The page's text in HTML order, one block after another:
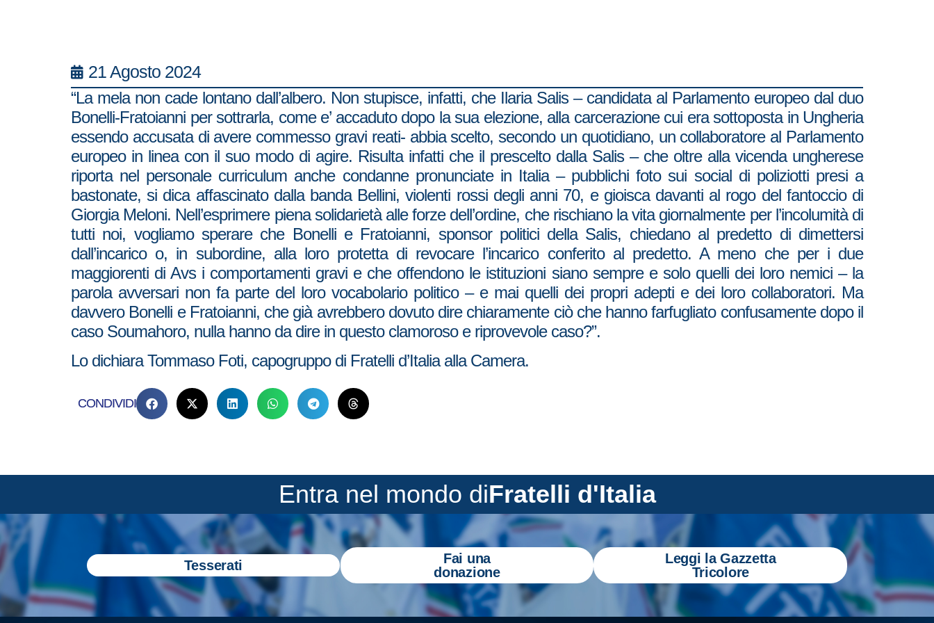
21 Agosto 2024
“La mela non cade lontano dall’albero. Non stupisce, infatti, che Ilaria Salis – candidata al Parlamento europeo dal duo
Bonelli-Fratoianni per sottrarla, come e’ accaduto dopo la sua elezione, alla carcerazione cui era sottoposta in Ungheria
essendo accusata di avere commesso gravi reati- abbia scelto, secondo un quotidiano, un collaboratore al Parlamento
europeo in linea con il suo modo di agire. Risulta infatti che il prescelto dalla Salis – che oltre alla vicenda ungherese
riporta nel personale curriculum anche condanne pronunciate in Italia – pubblichi foto sui social di poliziotti presi a
bastonate, si dica affascinato dalla banda Bellini, violenti rossi degli anni 70, e gioisca davanti al rogo del fantoccio di
Giorgia Meloni. Nell’esprimere piena solidarietà alle forze dell’ordine, che rischiano la vita giornalmente per l’incolumità di
tutti noi, vogliamo sperare che Bonelli e Fratoianni, sponsor politici della Salis, chiedano al predetto di dimettersi
dall’incarico o, in subordine, alla loro protetta di revocare l’incarico conferito al predetto. A meno che per i due
maggiorenti di Avs i comportamenti gravi e che offendono le istituzioni siano sempre e solo quelli dei loro nemici – la
parola avversari non fa parte del loro vocabolario politico – e mai quelli dei propri adepti e dei loro collaboratori. Ma
davvero Bonelli e Fratoianni, che già avrebbero dovuto dire chiaramente ciò che hanno farfugliato confusamente dopo il
caso Soumahoro, nulla hanno da dire in questo clamoroso e riprovevole caso?”.
Lo dichiara Tommaso Foti, capogruppo di Fratelli d’Italia alla Camera.
CONDIVIDI
Entra nel mondo diFratelli d'Italia
Tesserati
Fai una
donazione
Leggi la Gazzetta
Tricolore